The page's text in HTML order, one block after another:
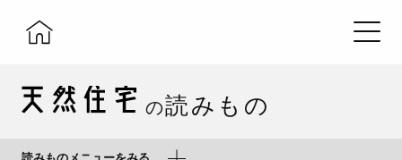
の読みもの